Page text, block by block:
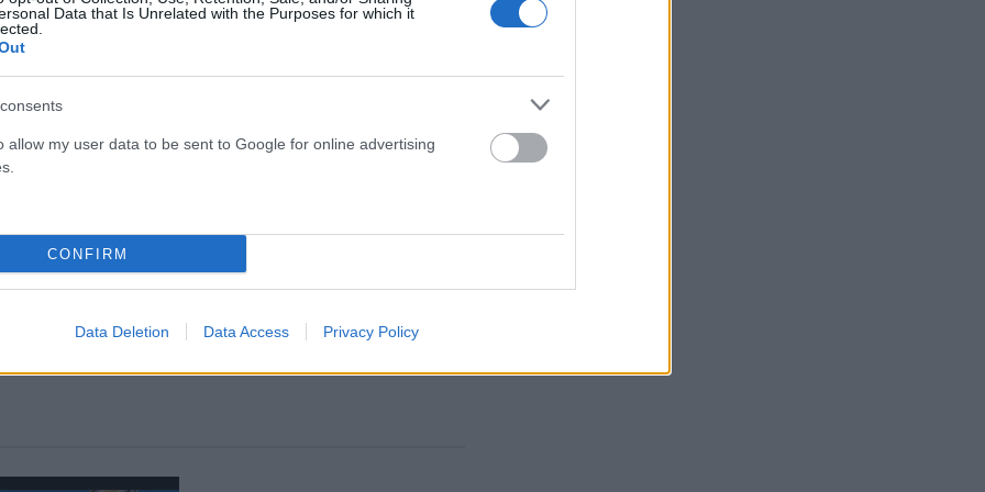
Data that Is Unrelated with the Purposes for which it
allow my user data to be sent to Google for online advertising
CONFIRM
Data Deletion Data Access Privacy Policy
Facebook Twitter Pinterest LinkedIn Tumblr
Τεντ Τέρνερ – «Με βοήθησε να πιστέψω στον